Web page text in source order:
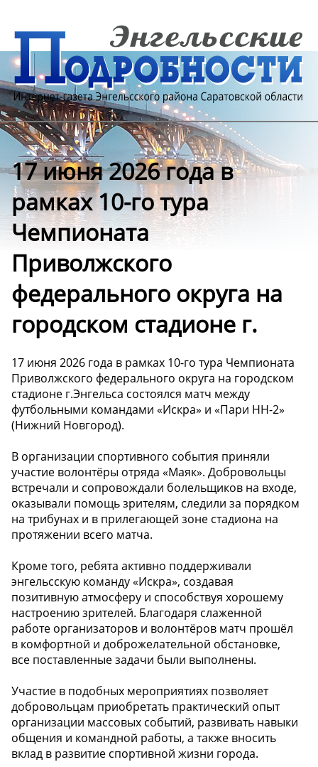
17 июня 2026 года в
рамках 10-го тура
Чемпионата
Приволжского
федерального округа на
городском стадионе г.
17 июня 2026 года в рамках 10-го тура Чемпионата
Приволжского федерального округа на городском
стадионе г.Энгельса состоялся матч между
футбольными командами «Искра» и «Пари НН-2»
(Нижний Новгород).
В организации спортивного события приняли
участие волонтёры отряда «Маяк». Добровольцы
встречали и сопровождали болельщиков на входе,
оказывали помощь зрителям, следили за порядком
на трибунах и в прилегающей зоне стадиона на
протяжении всего матча.
Кроме того, ребята активно поддерживали
энгельсскую команду «Искра», создавая
позитивную атмосферу и способствуя хорошему
настроению зрителей. Благодаря слаженной
работе организаторов и волонтёров матч прошёл
в комфортной и доброжелательной обстановке,
все поставленные задачи были выполнены.
Участие в подобных мероприятиях позволяет
добровольцам приобретать практический опыт
организации массовых событий, развивать навыки
общения и командной работы, а также вносить
вклад в развитие спортивной жизни города.